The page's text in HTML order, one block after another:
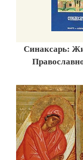
Синаксарь: